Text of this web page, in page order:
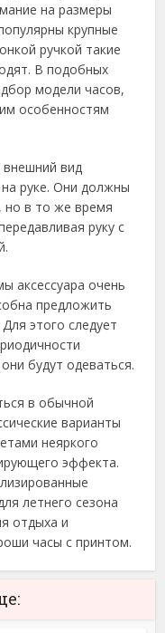
на размеры
крупные
ручкой такие
В подобных
модели часов,
особенностям
вид
руке. Они должны
но в то же время
руку с
аксессуара очень
предложить
этого следует
будут одеваться.
в обычной
варианты
неяркого
эффекта.
летнего сезона
отдыха и
часы с принтом.